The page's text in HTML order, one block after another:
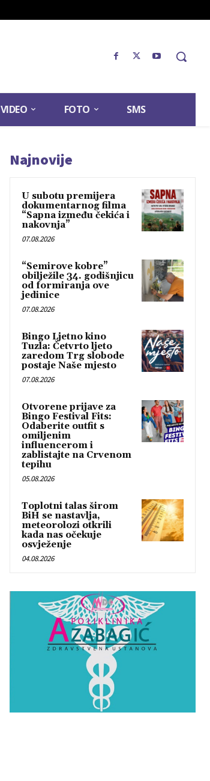
VIDEO FOTO SMS
Najnovije
U subotu premijera
dokumentarnog filma
“Sapna između čekića i
nakovnja”
07.08.2026
“Semirove kobre”
obilježile 34. godišnjicu
od formiranja ove
jedinice
07.08.2026
Bingo Ljetno kino
Tuzla: Četvrto ljeto
zaredom Trg slobode
postaje Naše mjesto
07.08.2026
Otvorene prijave za
Bingo Festival Fits:
Odaberite outfit s
omiljenim
influencerom i
zablistajte na Crvenom
tepihu
05.08.2026
Toplotni talas širom
BiH se nastavlja,
meteorolozi otkrili
kada nas očekuje
osvježenje
04.08.2026